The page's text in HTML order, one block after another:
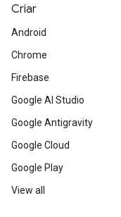
Criar
Android
Chrome
Firebase
Google AI Studio
Google Antigravity
Google Cloud
Google Play
View all